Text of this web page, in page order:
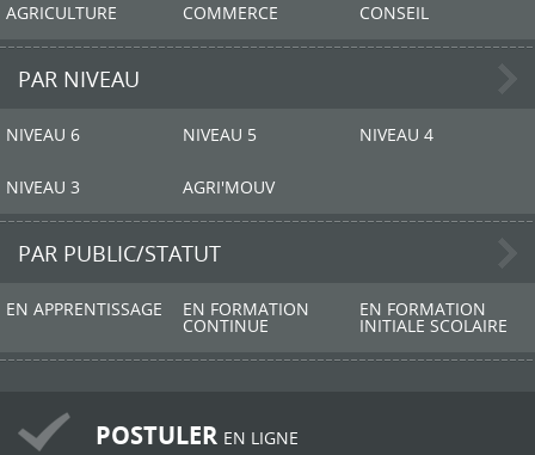
AGRICULTURE COMMERCE CONSEIL
PAR NIVEAU
NIVEAU 6 NIVEAU 5 NIVEAU 4
NIVEAU 3 AGRI'MOUV
PAR PUBLIC/STATUT
EN APPRENTISSAGE EN FORMATION
CONTINUE
EN FORMATION
INITIALE SCOLAIRE
POSTULER EN LIGNE